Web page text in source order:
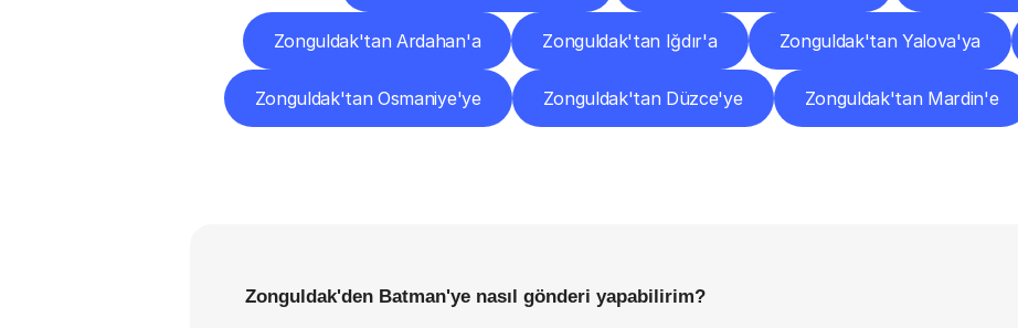
Zonguldak'tan Ardahan'a Zonguldak'tan Iğdır'a Zonguldak'tan Yalova'ya
Zonguldak'tan Osmaniye'ye Zonguldak'tan Düzce'ye Zonguldak'tan Mardin'e
Zonguldak'den Batman'ye nasıl gönderi yapabilirim?